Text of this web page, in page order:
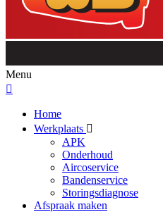
Menu
Home
Werkplaats
APK
Onderhoud
Aircoservice
Bandenservice
Storingsdiagnose
Afspraak maken